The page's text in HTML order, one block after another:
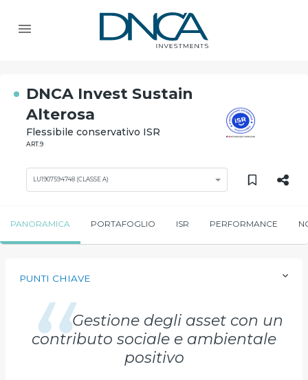
DNCA Invest Sustain
Alterosa
Flessibile conservativo ISR
ART.9
LU1907594748 (CLASSE A)
PANORAMICA PORTAFOGLIO ISR PERFORMANCE
PUNTI CHIAVE
Gestione degli asset con un
contributo sociale e ambientale
positivo